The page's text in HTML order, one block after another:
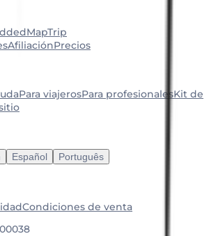
Trip
AfiliaciónPrecios
Para viajerosPara profesionalesKit de
Español Português
Condiciones de venta